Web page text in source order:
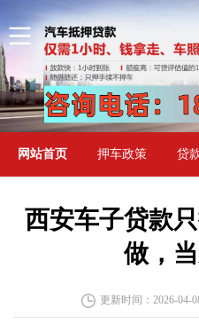
网站首页 押车政策 贷
西安车子贷款
做，
更新时间：2026-04-